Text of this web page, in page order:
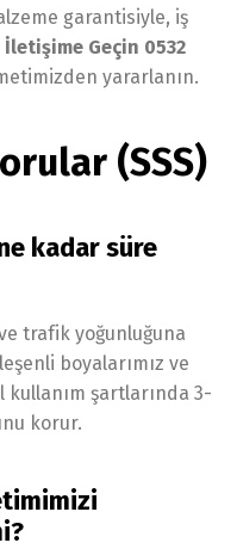
garantisiyle, iş
İletişime Geçin 0532
yararlanın.
(SSS)
kadar süre
trafik yoğunluğuna
boyalarımız ve
kullanım şartlarında 3-
korur.